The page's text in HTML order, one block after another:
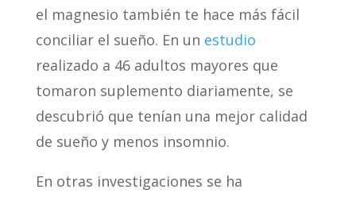
el magnesio también te hace más fácil
conciliar el sueño. En un estudio
realizado a 46 adultos mayores que
tomaron suplemento diariamente, se
descubrió que tenían una mejor calidad
de sueño y menos insomnio.
En otras investigaciones se ha